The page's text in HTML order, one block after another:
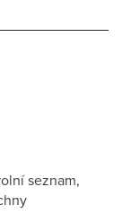
seznam,